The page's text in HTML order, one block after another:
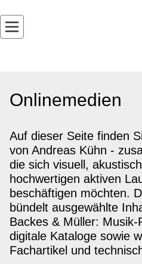
Onlinemedien
Auf dieser Seite finden
von Andreas Kühn -
die sich visuell,
hochwertigen aktiven
beschäftigen möchten.
bündelt ausgewählte
Backes & Müller: Musik-
digitale Kataloge sowie
Fachartikel und